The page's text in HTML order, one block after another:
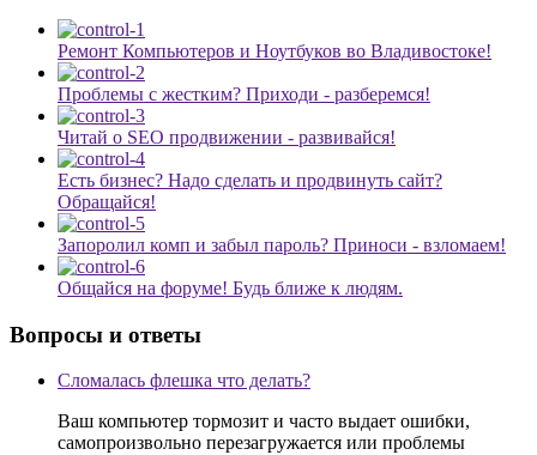
Ремонт Компьютеров и Ноутбуков во Владивостоке!
Проблемы с жестким? Приходи - разберемся!
Читай о SEO продвижении - развивайся!
Есть бизнес? Надо сделать и продвинуть сайт?
Обращайся!
Запоролил комп и забыл пароль? Приноси - взломаем!
Общайся на форуме! Будь ближе к людям.
Вопросы и ответы
Сломалась флешка что делать?
Ваш компьютер тормозит и часто выдает ошибки,
самопроизвольно перезагружается или проблемы